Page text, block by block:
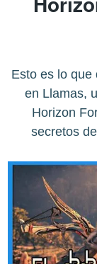
Esto es lo que
en Llamas,
Horizon
secretos